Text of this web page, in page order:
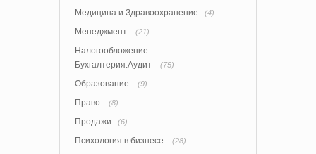
Медицина и Здравоохранение (4)
Менеджмент (21)
Налогообложение.
Бухгалтерия.Аудит
(75)
Образование (9)
Право (8)
Продажи (6)
Психология в бизнесе (28)